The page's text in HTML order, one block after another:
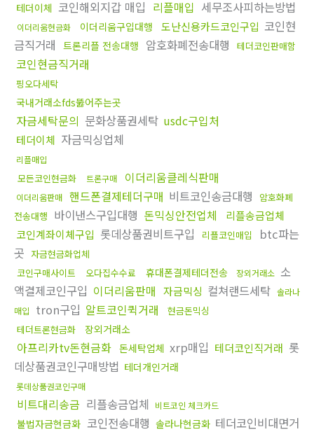
테더이체 코인해외지갑 매입 리플매입 세무조사피하는방법
이더리움현금화 이더리움구입대행 도난신용카드코인구입 코인현
금직거래 트론리플 전송대행 암호화폐전송대행 테더코인판매함
코인현금직거래
핑오다세탁
국내거래소fds뚫어주는곳
자금세탁문의 문화상품권세탁 usdc구입처
테더이체 자금믹싱업체
리플매입
모든코인현금화 트론구매 이더리움클레식판매
이더리움판매 핸드폰결제테더구매 비트코인송금대행
암호화폐
전송대행 바이낸스구입대행 돈믹싱안전업체
리플송금업체
코인계좌이체구입 롯데상품권비트구입 리플코인매입
btc파는
곳 자금현금화업체
코인구매사이트
오다집수수료 휴대폰결제테더전송 장외거래소 소
액결제코인구입 이더리움판매 자금믹싱 컬쳐랜드세탁 솔라나
매입
tron구입 알트코인퀵거래
현금돈믹싱
테더트론현금화
장외거래소
아프리카tv돈현금화 돈세탁업체 xrp매입 테더코인직거래 롯
데상품권코인구매방법 테더개인거래
롯데상품권코인구매
비트대리송금 리플송금업체 비트코인 체크카드
불법자금현금화 코인전송대행 솔라나현금화 테더코인비대면거